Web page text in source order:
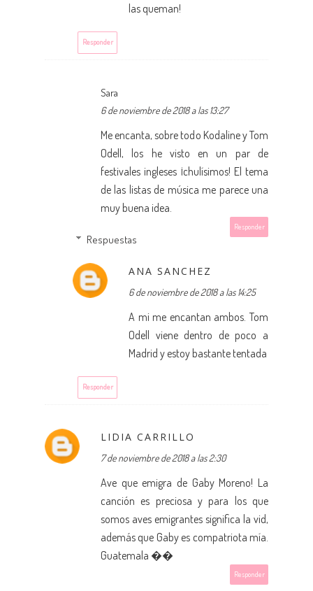
las queman!
Responder
Sara
6 de noviembre de 2018 a las 13:27
Me encanta, sobre todo Kodaline y Tom
Odell, los he visto en un par de
festivales ingleses ¡chulísimos! El tema
de las listas de música me parece una
muy buena idea.
Responder
Respuestas
ANA SANCHEZ
6 de noviembre de 2018 a las 14:25
A mi me encantan ambos. Tom
Odell viene dentro de poco a
Madrid y estoy bastante tentada
Responder
LIDIA CARRILLO
7 de noviembre de 2018 a las 2:30
Ave que emigra de Gaby Moreno! La
canción es preciosa y para los que
somos aves emigrantes significa la vid,
además que Gaby es compatriota mía.
Guatemala ��
Responder